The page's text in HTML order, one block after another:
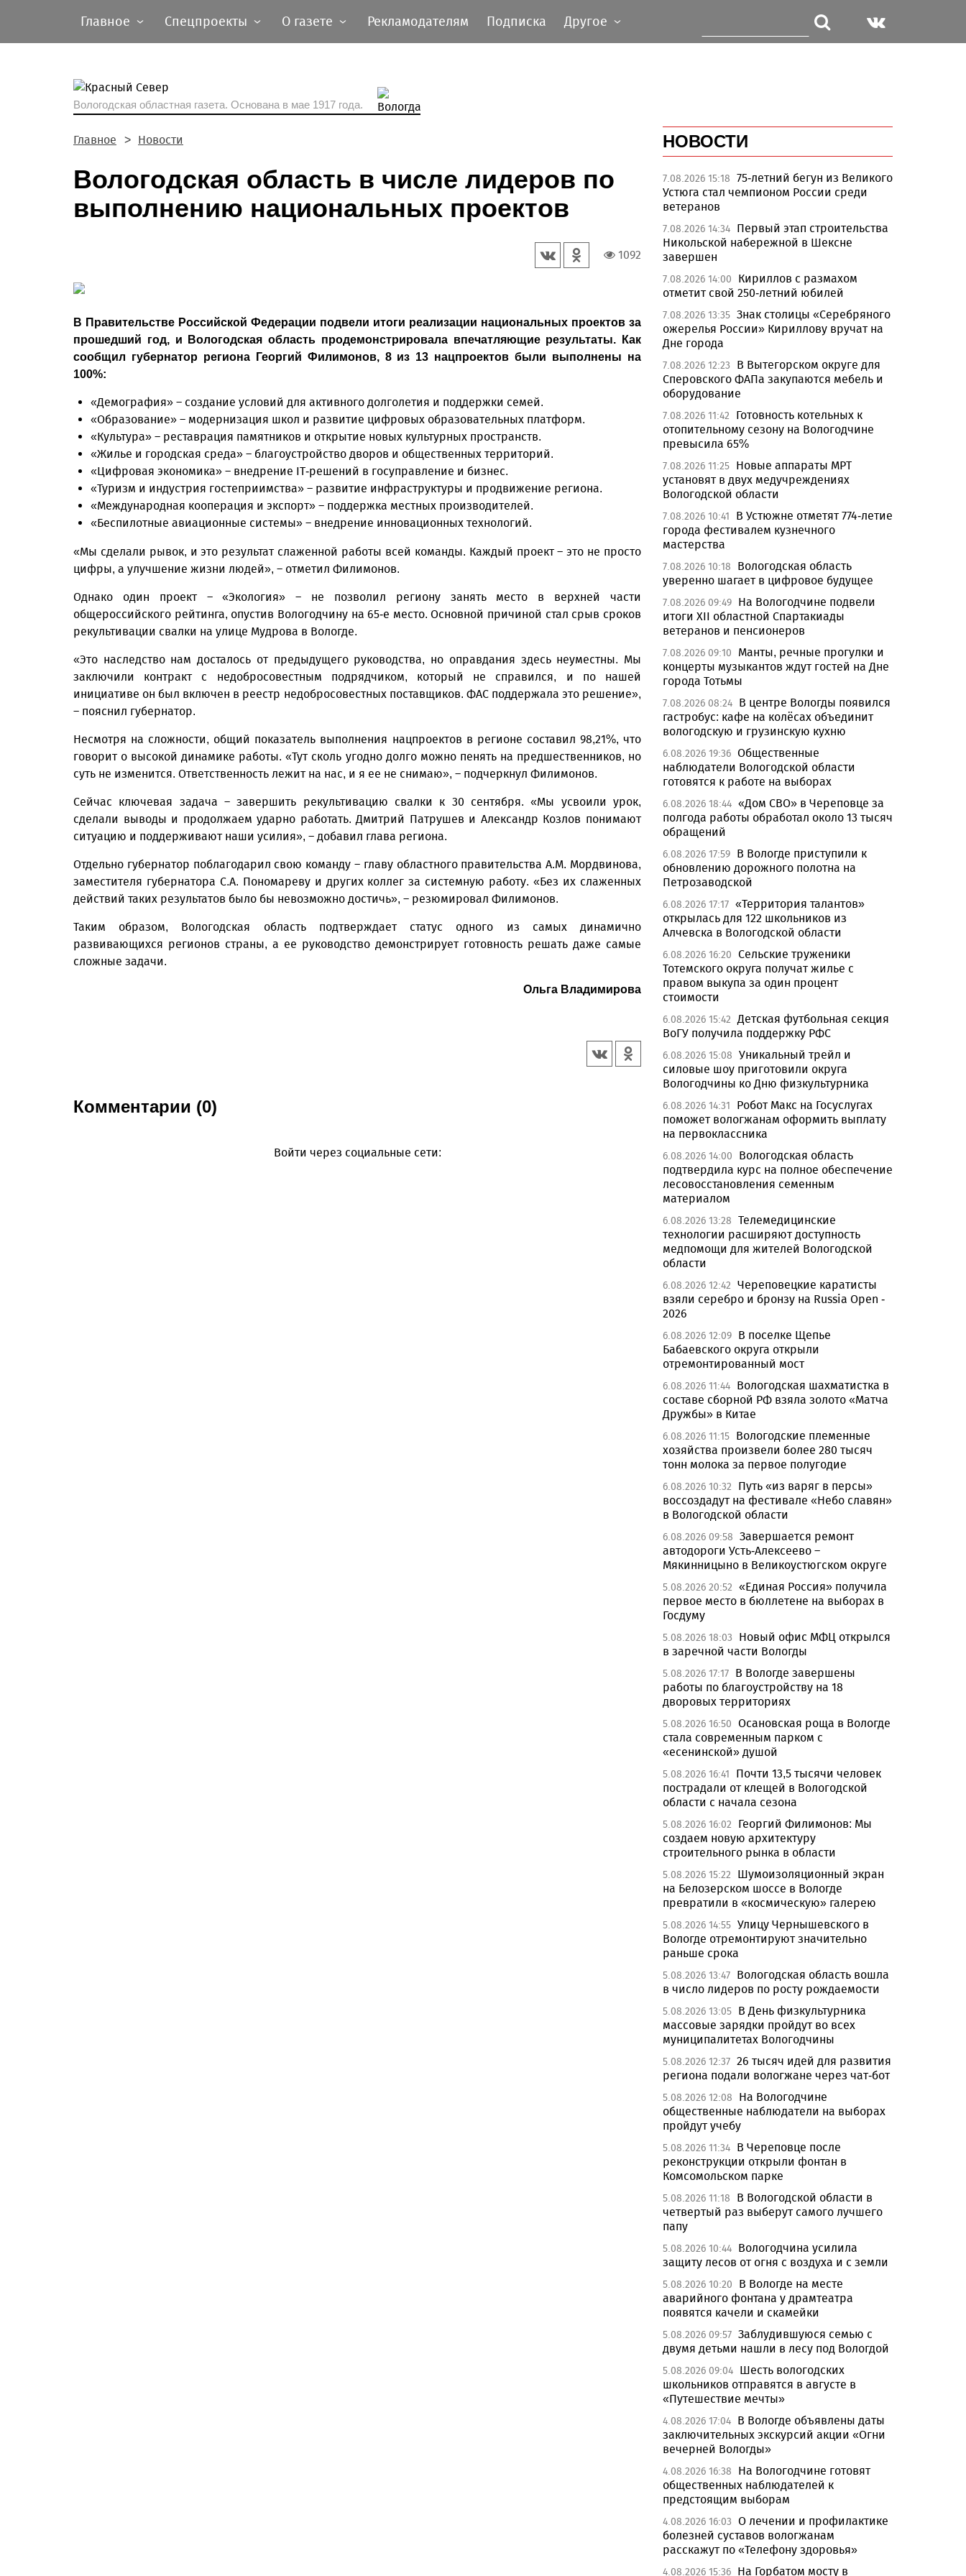
Главное Спецпроекты О газете Рекламодателям Подписка Другое
Вологодская областная газета. Основана в мае 1917 года.
Главное Новости
Вологодская область в числе лидеров по
выполнению национальных проектов
1092
В Правительстве Российской Федерации подвели итоги реализации национальных проектов за
прошедший год, и Вологодская область продемонстрировала впечатляющие результаты. Как
сообщил губернатор региона Георгий Филимонов, 8 из 13 нацпроектов были выполнены на
100%:
«Демография» – создание условий для активного долголетия и поддержки семей.
«Образование» – модернизация школ и развитие цифровых образовательных платформ.
«Культура» – реставрация памятников и открытие новых культурных пространств.
«Жилье и городская среда» – благоустройство дворов и общественных территорий.
«Цифровая экономика» – внедрение IT-решений в госуправление и бизнес.
«Туризм и индустрия гостеприимства» – развитие инфраструктуры и продвижение региона.
«Международная кооперация и экспорт» – поддержка местных производителей.
«Беспилотные авиационные системы» – внедрение инновационных технологий.
«Мы сделали рывок, и это результат слаженной работы всей команды. Каждый проект – это не просто
цифры, а улучшение жизни людей», – отметил Филимонов.
Однако один проект – «Экология» – не позволил региону занять место в верхней части
общероссийского рейтинга, опустив Вологодчину на 65-е место. Основной причиной стал срыв сроков
рекультивации свалки на улице Мудрова в Вологде.
«Это наследство нам досталось от предыдущего руководства, но оправдания здесь неуместны. Мы
заключили контракт с недобросовестным подрядчиком, который не справился, и по нашей
инициативе он был включен в реестр недобросовестных поставщиков. ФАС поддержала это решение»,
– пояснил губернатор.
Несмотря на сложности, общий показатель выполнения нацпроектов в регионе составил 98,21%, что
говорит о высокой динамике работы. «Тут сколь угодно долго можно пенять на предшественников, но
суть не изменится. Ответственность лежит на нас, и я ее не снимаю», – подчеркнул Филимонов.
Сейчас ключевая задача – завершить рекультивацию свалки к 30 сентября. «Мы усвоили урок,
сделали выводы и продолжаем ударно работать. Дмитрий Патрушев и Александр Козлов понимают
ситуацию и поддерживают наши усилия», – добавил глава региона.
Отдельно губернатор поблагодарил свою команду – главу областного правительства А.М. Мордвинова,
заместителя губернатора С.А. Пономареву и других коллег за системную работу. «Без их слаженных
действий таких результатов было бы невозможно достичь», – резюмировал Филимонов.
Таким образом, Вологодская область подтверждает статус одного из самых динамично
развивающихся регионов страны, а ее руководство демонстрирует готовность решать даже самые
сложные задачи.
Ольга Владимирова
Комментарии (0)
Войти через социальные сети:
НОВОСТИ
7.08.2026 15:18 75-летний бегун из Великого
Устюга стал чемпионом России среди
ветеранов
7.08.2026 14:34 Первый этап строительства
Никольской набережной в Шексне
завершен
7.08.2026 14:00
Кириллов с размахом
отметит свой 250-летний юбилей
7.08.2026 13:35 Знак столицы «Серебряного
ожерелья России» Кириллову вручат на
Дне города
7.08.2026 12:23
В Вытегорском округе для
Сперовского ФАПа закупаются мебель и
оборудование
7.08.2026 11:42
Готовность котельных к
отопительному сезону на Вологодчине
превысила 65%
7.08.2026 11:25 Новые аппараты МРТ
установят в двух медучреждениях
Вологодской области
7.08.2026 10:41
В Устюжне отметят 774-летие
города фестивалем кузнечного
мастерства
7.08.2026 10:18
Вологодская область
уверенно шагает в цифровое будущее
7.08.2026 09:49 На Вологодчине подвели
итоги XII областной Спартакиады
ветеранов и пенсионеров
7.08.2026 09:10
Манты, речные прогулки и
концерты музыкантов ждут гостей на Дне
города Тотьмы
7.08.2026 08:24 В центре Вологды появился
гастробус: кафе на колёсах объединит
вологодскую и грузинскую кухню
6.08.2026 19:36 Общественные
наблюдатели Вологодской области
готовятся к работе на выборах
6.08.2026 18:44 «Дом СВО» в Череповце за
полгода работы обработал около 13 тысяч
обращений
6.08.2026 17:59 В Вологде приступили к
обновлению дорожного полотна на
Петрозаводской
6.08.2026 17:17 «Территория талантов»
открылась для 122 школьников из
Алчевска в Вологодской области
6.08.2026 16:20 Сельские труженики
Тотемского округа получат жилье с
правом выкупа за один процент
стоимости
6.08.2026 15:42 Детская футбольная секция
ВоГУ получила поддержку РФС
6.08.2026 15:08 Уникальный трейл и
силовые шоу приготовили округа
Вологодчины ко Дню физкультурника
6.08.2026 14:31
Робот Макс на Госуслугах
поможет вологжанам оформить выплату
на первоклассника
6.08.2026 14:00
Вологодская область
подтвердила курс на полное обеспечение
лесовосстановления семенным
материалом
6.08.2026 13:28 Телемедицинские
технологии расширяют доступность
медпомощи для жителей Вологодской
области
6.08.2026 12:42 Череповецкие каратисты
взяли серебро и бронзу на Russia Open -
2026
6.08.2026 12:09 В поселке Щепье
Бабаевского округа открыли
отремонтированный мост
6.08.2026 11:44 Вологодская шахматистка в
составе сборной РФ взяла золото «Матча
Дружбы» в Китае
6.08.2026 11:15 Вологодские племенные
хозяйства произвели более 280 тысяч
тонн молока за первое полугодие
6.08.2026 10:32
Путь «из варяг в персы»
воссоздадут на фестивале «Небо славян»
в Вологодской области
6.08.2026 09:58 Завершается ремонт
автодороги Усть-Алексеево –
Мякинницыно в Великоустюгском округе
5.08.2026 20:52 «Единая Россия» получила
первое место в бюллетене на выборах в
Госдуму
5.08.2026 18:03
Новый офис МФЦ открылся
в заречной части Вологды
5.08.2026 17:17 В Вологде завершены
работы по благоустройству на 18
дворовых территориях
5.08.2026 16:50 Осановская роща в Вологде
стала современным парком с
«есенинской» душой
5.08.2026 16:41
Почти 13,5 тысячи человек
пострадали от клещей в Вологодской
области с начала сезона
5.08.2026 16:02
Георгий Филимонов: Мы
создаем новую архитектуру
строительного рынка в области
5.08.2026 15:22
Шумоизоляционный экран
на Белозерском шоссе в Вологде
превратили в «космическую» галерею
5.08.2026 14:55 Улицу Чернышевского в
Вологде отремонтируют значительно
раньше срока
5.08.2026 13:47 Вологодская область вошла
в число лидеров по росту рождаемости
5.08.2026 13:05 В День физкультурника
массовые зарядки пройдут во всех
муниципалитетах Вологодчины
5.08.2026 12:37 26 тысяч идей для развития
региона подали вологжане через чат-бот
5.08.2026 12:08
На Вологодчине
общественные наблюдатели на выборах
пройдут учебу
5.08.2026 11:34 В Череповце после
реконструкции открыли фонтан в
Комсомольском парке
5.08.2026 11:18
В Вологодской области в
четвертый раз выберут самого лучшего
папу
5.08.2026 10:44 Вологодчина усилила
защиту лесов от огня с воздуха и с земли
5.08.2026 10:20
В Вологде на месте
аварийного фонтана у драмтеатра
появятся качели и скамейки
5.08.2026 09:57 Заблудившуюся семью с
двумя детьми нашли в лесу под Вологдой
5.08.2026 09:04 Шесть вологодских
школьников отправятся в августе в
«Путешествие мечты»
4.08.2026 17:04 В Вологде объявлены даты
заключительных экскурсий акции «Огни
вечерней Вологды»
4.08.2026 16:38
На Вологодчине готовят
общественных наблюдателей к
предстоящим выборам
4.08.2026 16:03 О лечении и профилактике
болезней суставов вологжанам
расскажут по «Телефону здоровья»
4.08.2026 15:36 На Горбатом мосту в